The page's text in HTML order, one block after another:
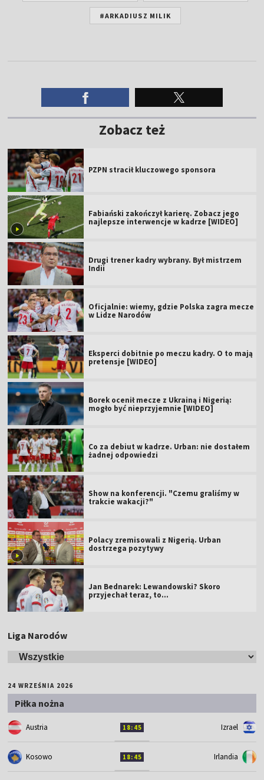
#ARKADIUSZ MILIK
Zobacz też
PZPN stracił kluczowego sponsora
Fabiański zakończył karierę. Zobacz jego
najlepsze interwencje w kadrze [WIDEO]
Drugi trener kadry wybrany. Był mistrzem
Indii
Oficjalnie: wiemy, gdzie Polska zagra mecze
w Lidze Narodów
Eksperci dobitnie po meczu kadry. O to mają
pretensje [WIDEO]
Borek ocenił mecze z Ukrainą i Nigerią:
mogło być nieprzyjemnie [WIDEO]
Co za debiut w kadrze. Urban: nie dostałem
żadnej odpowiedzi
Show na konferencji. "Czemu graliśmy w
trakcie wakacji?"
Polacy zremisowali z Nigerią. Urban
dostrzega pozytywy
Jan Bednarek: Lewandowski? Skoro
przyjechał teraz, to…
Liga Narodów
24 WRZEŚNIA 2026
Piłka nożna
Austria 18:45 Izrael
Kosowo 18:45 Irlandia